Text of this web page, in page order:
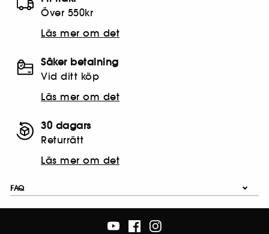
Över 550kr
Läs mer om det
Säker betalning
Vid ditt köp
Läs mer om det
30 dagars
Returrätt
Läs mer om det
FAQ